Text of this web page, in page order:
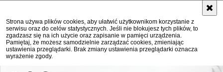
Strona używa plików cookies, aby ułatwić użytkownikom korzystanie z
serwisu oraz do celów statystycznych. Jeśli nie blokujesz tych plików, to
zgadzasz się na ich użycie oraz zapisanie w pamięci urządzenia.
Pamiętaj, że możesz samodzielnie zarządzać cookies, zmieniając
ustawienia przeglądarki. Brak zmiany ustawienia przeglądarki oznacza
wyrażenie zgody.